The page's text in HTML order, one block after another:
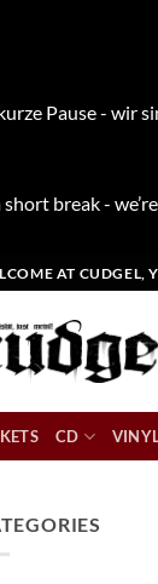
Pause - wir
break -
AT CUDGEL,
CD